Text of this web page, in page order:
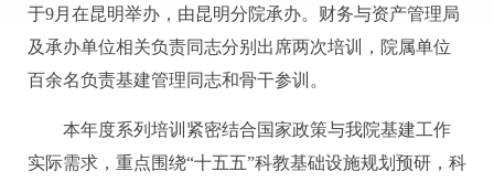
于9月在昆明举办，由昆明分院承办。财务与资产管理局
及承办单位相关负责同志分别出席两次培训，院属单位
百余名负责基建管理同志和骨干参训。
本年度系列培训紧密结合国家政策与我院基建工作
实际需求，重点围绕“十五五”科教基础设施规划预研，科